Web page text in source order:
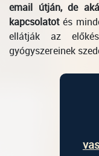
email útján, de
kapcsolatot és
ellátják az
gyógyszereinek